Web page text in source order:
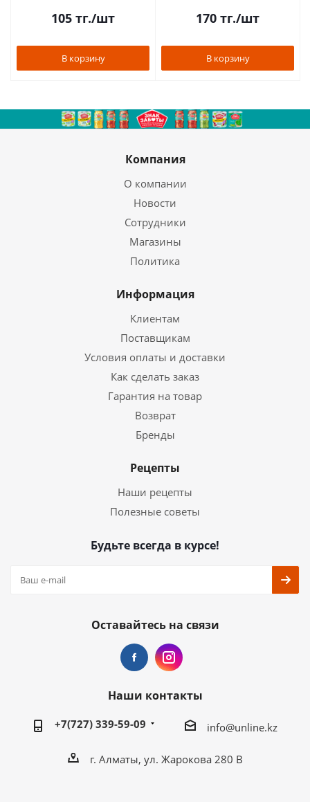
105 тг./шт
В корзину
170 тг./шт
В корзину
Компания
О компании
Новости
Сотрудники
Магазины
Политика
Информация
Клиентам
Поставщикам
Условия оплаты и доставки
Как сделать заказ
Гарантия на товар
Возврат
Бренды
Рецепты
Наши рецепты
Полезные советы
Будьте всегда в курсе!
Оставайтесь на связи
Наши контакты
+7(727) 339-59-09 info@unline.kz
г. Алматы, ул. Жарокова 280 В